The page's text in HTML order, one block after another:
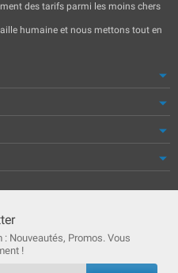
des tarifs parmi les moins chers
humaine et nous mettons tout en
Nouveautés, Promos. Vous
!